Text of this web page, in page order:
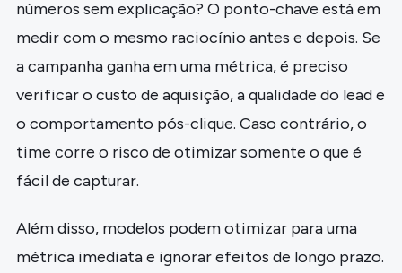
números sem explicação? O ponto-chave está em
medir com o mesmo raciocínio antes e depois. Se
a campanha ganha em uma métrica, é preciso
verificar o custo de aquisição, a qualidade do lead e
o comportamento pós-clique. Caso contrário, o
time corre o risco de otimizar somente o que é
fácil de capturar.
Além disso, modelos podem otimizar para uma
métrica imediata e ignorar efeitos de longo prazo.